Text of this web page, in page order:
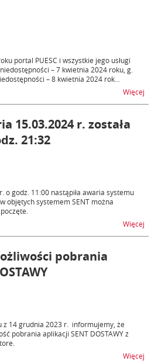
portal PUESC i wszystkie jego usługi
– 7 kwietnia 2024 roku, g.
– 8 kwietnia 2024 rok...
Więcej
15.03.2024 r. została
21:32
o godz. 11:00 nastąpiła awaria systemu
objętych systemem SENT można
Więcej
pobrania
z 14 grudnia 2023 r. informujemy, że
pobrania aplikacji SENT DOSTAWY z
Więcej